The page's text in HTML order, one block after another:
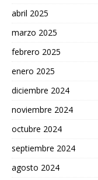
abril 2025
marzo 2025
febrero 2025
enero 2025
diciembre 2024
noviembre 2024
octubre 2024
septiembre 2024
agosto 2024